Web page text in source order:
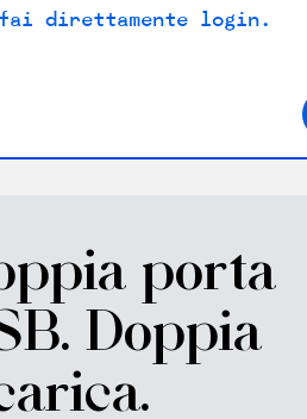
fai direttamente login.
porta
Doppia